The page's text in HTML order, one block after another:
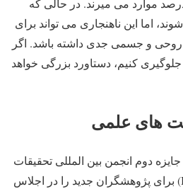
موارد می میرند. در حالی که
اما این ناهنجاری می تواند برای
روحی و جسمی جدی داشته باشد. اگر
جلوگیری کنیم، دستاورد بزرگی خواهد
های علمی
دوم انجمن بین المللی تحقیقات
دندانی (IADR Joseph Lister) برای پژوهشگران جدید را در اجلاس